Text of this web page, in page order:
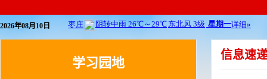
2026年08月10日
学习园地
信息速